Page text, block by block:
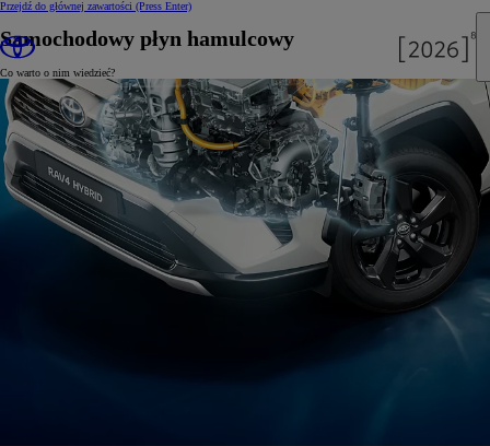
Przejdź do głównej zawartości (Press Enter)
Samochodowy płyn hamulcowy
Co warto o nim wiedzieć?